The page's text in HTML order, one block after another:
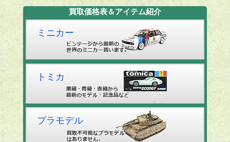
買取価格表＆アイテム紹介
ミニカー
トミカ
プラモデル